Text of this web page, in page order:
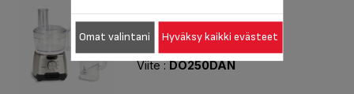
tilavuudeltaan 2 l:n kulho
Viite :DO250DAN
Omat valintani Hyväksy kaikki evästeet